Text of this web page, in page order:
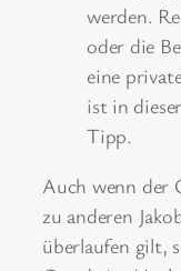
werden.
oder die
eine
ist in
Tipp.
Auch wenn der
zu anderen
überlaufen gilt,